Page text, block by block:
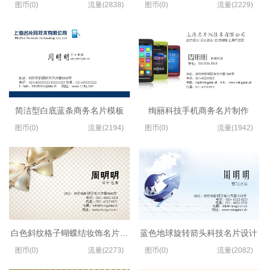
图币(0) 流量(2838)
简洁型白底蓝条商务名片模板
图币(0) 流量(2194)
白色斜纹格子蝴蝶结妆饰名片设计
图币(0) 流量(2273)
图币(0) 流量(2229)
绚丽科技手机商务名片制作
图币(0) 流量(1942)
蓝色地球旋转箭头科技名片设计
图币(0) 流量(2082)